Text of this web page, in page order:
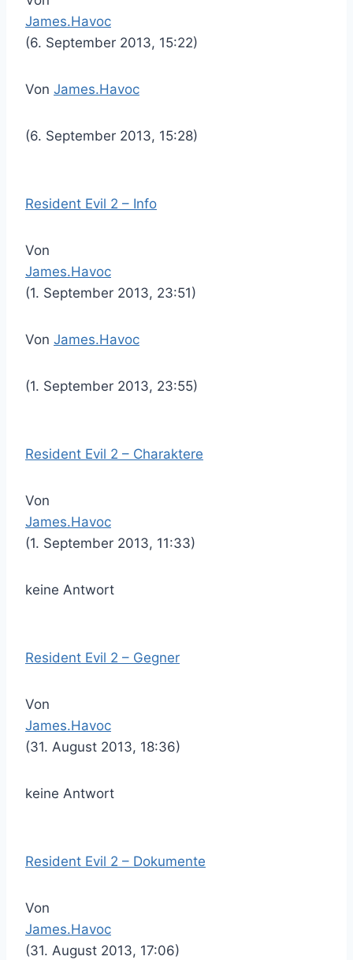
James.Havoc
(6. September 2013, 15:22)
Von James.Havoc
(6. September 2013, 15:28)
Resident Evil 2 – Info
Von
James.Havoc
(1. September 2013, 23:51)
Von James.Havoc
(1. September 2013, 23:55)
Resident Evil 2 – Charaktere
Von
James.Havoc
(1. September 2013, 11:33)
keine Antwort
Resident Evil 2 – Gegner
Von
James.Havoc
(31. August 2013, 18:36)
keine Antwort
Resident Evil 2 – Dokumente
Von
James.Havoc
(31. August 2013, 17:06)